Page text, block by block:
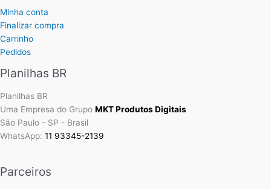
Minha conta
Finalizar compra
Carrinho
Pedidos
Planilhas BR
Planilhas BR
Uma Empresa do Grupo MKT Produtos Digitais
São Paulo - SP - Brasil
WhatsApp: 11 93345-2139
Parceiros